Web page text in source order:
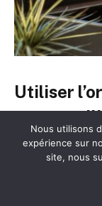
Utiliser
comme
Dans un
démarquer est
Nous utilisons
expérience sur
site, nous